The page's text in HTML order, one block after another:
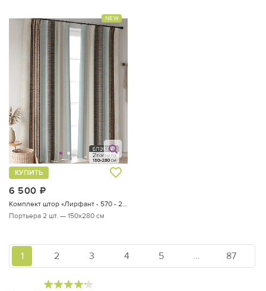
NEW
6 500
КУПИТЬ
Комплект штор «Лирфант - 570 - 280 см»
Портьера 2 шт. — 150х280 см
1 2 3 4 5 ... 87